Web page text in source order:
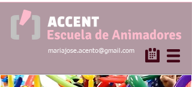
mariajose.acento@gmail.com